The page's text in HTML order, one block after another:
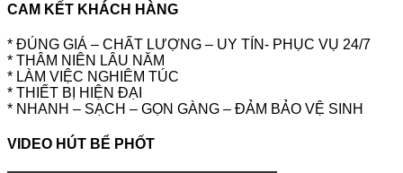
CAM KẾT KHÁCH HÀNG
* ĐÚNG GIÁ – CHẤT LƯỢNG – UY TÍN- PHỤC VỤ 24/7
* THÂM NIÊN LÂU NĂM
* LÀM VIỆC NGHIÊM TÚC
* THIẾT BỊ HIỆN ĐẠI
* NHANH – SẠCH – GỌN GÀNG – ĐẢM BẢO VỆ SINH
VIDEO HÚT BỂ PHỐT